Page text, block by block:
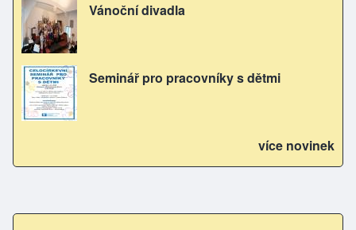
Vánoční divadla
Seminář pro pracovníky s dětmi
více novinek